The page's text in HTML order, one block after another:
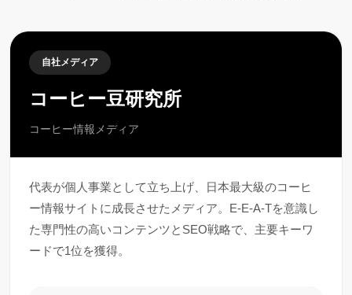
自社メディア
コーヒー豆研究所
コーヒー情報メディア
代表が個人事業として立ち上げ、日本最大級のコーヒ
ー情報サイトに成長させたメディア。E-E-A-Tを意識し
た専門性の高いコンテンツとSEO戦略で、主要キーワ
ードで1位を獲得。